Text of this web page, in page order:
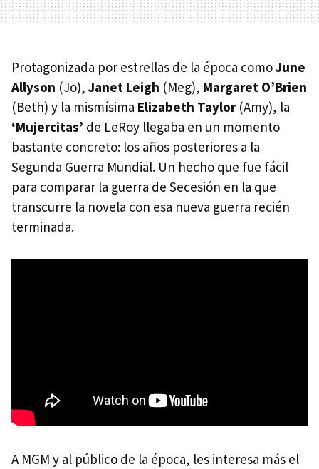
Protagonizada por estrellas de la época comoJune
Allyson (Jo), Janet Leigh (Meg), Margaret O’Brien
(Beth) y la mismísima Elizabeth Taylor(Amy), la
‘Mujercitas’ de LeRoy llegaba en un momento
bastante concreto: los años posteriores a la
Segunda Guerra Mundial. Un hecho que fue fácil
para comparar la guerra de Secesión en la que
transcurre la novela con esa nueva guerra recién
terminada.
A MGM y al público de la época, les interesa más el